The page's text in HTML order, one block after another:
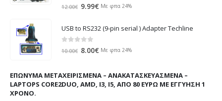
out of 5
12.00€ Original
was:
12.00€.
9.99€ Η
τιμή
είναι:
Με φπα 24%
USB to RS232 (9-pin serial ) Adapter Techline
out of 5
10.00€ Original
10.00€.
8.00€ Η
είναι:
8.00€.
Με φπα 24%
ΕΠΏΝΥΜΑ ΜΕΤΑΧΕΙΡΙΣΜΈΝΑ – ΑΝΑΚΑΤΑΣΚΕΥΑΣΜΈΝΑ –
LAPTOPS CORE2DUO, AMD, I3, I5, ΑΠΌ 80 ΕΥΡΏ ΜΕ ΕΓΓΎΗΣΗ 1
ΧΡΌΝΟ.